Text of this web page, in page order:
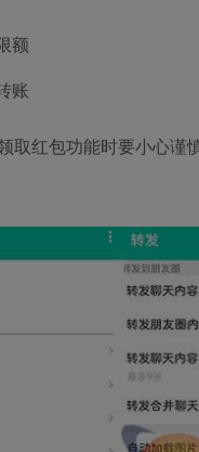
额
账
取红包功能时要小心谨